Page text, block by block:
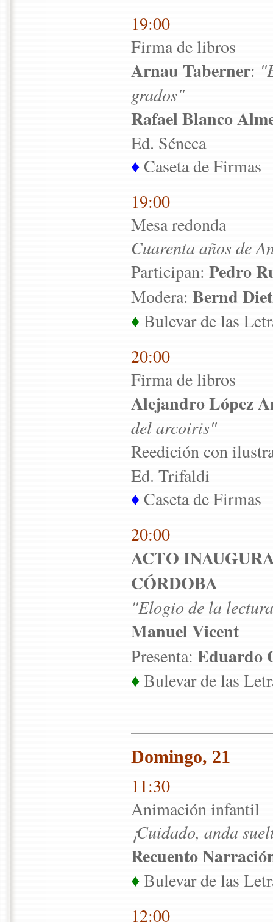
19:00
Firma de libros
Arnau Taberner:
grados"
Rafael Blanco
Ed. Séneca
♦Caseta de Firmas
19:00
Mesa redonda
Cuarenta años de
Participan: Pedro
Modera: Bernd
♦Bulevar de las
20:00
Firma de libros
Alejandro López
del arcoiris"
Reedición con
Ed. Trifaldi
♦Caseta de Firmas
20:00
ACTO
CÓRDOBA
"Elogio de la
Manuel Vicent
Presenta: Eduardo
♦Bulevar de las
Domingo, 21
11:30
Animación infantil
¡Cuidado, anda
Recuento
♦Bulevar de las
12:00